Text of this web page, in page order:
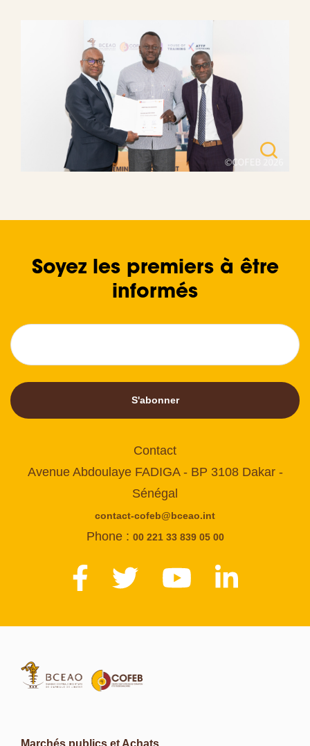
Soyez les premiers à être
informés
S'abonner
Contact
Avenue Abdoulaye FADIGA - BP 3108 Dakar -
Sénégal
contact-cofeb@bceao.int
Phone : 00 221 33 839 05 00
Marchés publics et Achats